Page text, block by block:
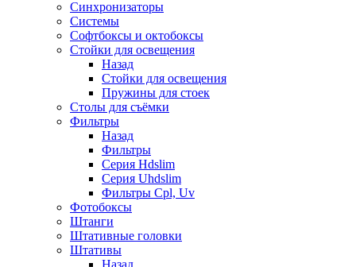
Синхронизаторы
Системы
Софтбоксы и октобоксы
Стойки для освещения
Назад
Стойки для освещения
Пружины для стоек
Столы для съёмки
Фильтры
Назад
Фильтры
Серия Hdslim
Серия Uhdslim
Фильтры Cpl, Uv
Фотобоксы
Штанги
Штативные головки
Штативы
Назад